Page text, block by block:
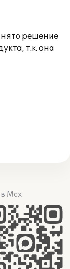
решение
т.к. она
Max